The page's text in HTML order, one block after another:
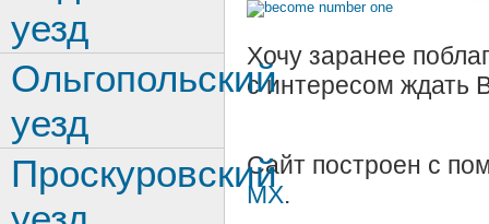
Хочу заранее
с интересом ждать
Сайт построен с
MX.
уезд
Ольгопольский
уезд
Проскуровский